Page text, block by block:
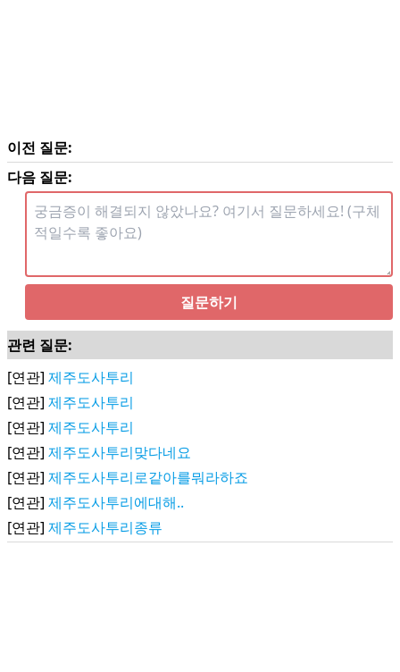
이전 질문:
다음 질문:
질문하기
관련 질문:
[연관] 제주도사투리
[연관] 제주도사투리
[연관] 제주도사투리
[연관] 제주도사투리맞다네요
[연관] 제주도사투리로같아를뭐라하죠
[연관] 제주도사투리에대해..
[연관] 제주도사투리종류